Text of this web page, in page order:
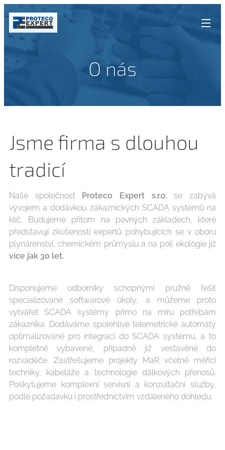
O nás
Jsme firma s dlouhou
tradicí
Naše společnost Proteco Expert s.r.o.se zabývá
vývojem a dodávkou zákaznických SCADA systémů na
klíč. Budujeme přitom na pevných základech, které
představují zkušenosti expertů pohybujících se v oboru
plynárenství, chemickém průmyslu a na poli ekologie již
více jak 30 let.
Disponujeme odborníky schopnými pružně řešit
specializované softwarové úkoly, a můžeme proto
vytvářet SCADA systémy přímo na míru potřebám
zákazníka. Dodáváme spolehlivé telemetrické automaty
optimalizováné pro integraci do SCADA systému, a to
kompletně vybavené, případně již vestavěné do
rozvaděče. Zastřešujeme projekty MaR včetně měřicí
techniky, kabeláže a technologie dálkových přenosů.
Poskytujeme komplexní servisní a konzultační služby,
podle požadavku i prostřednictvím vzdáleného dohledu.